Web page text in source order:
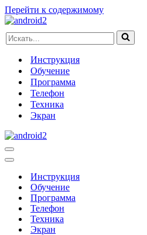
Перейти к содержимому
Искать...
Инструкция
Обучение
Программа
Телефон
Техника
Экран
Меню
навигации
Меню
навигацииИнструкция
Обучение
Программа
Телефон
Техника
Экран